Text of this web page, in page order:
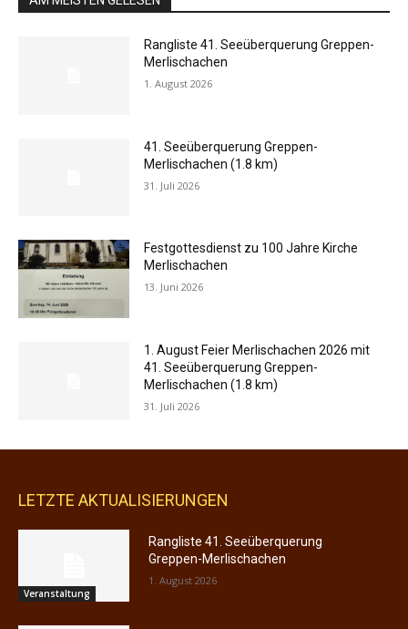
Rangliste 41. Seeüberquerung Greppen-
Merlischachen
1. August 2026
41. Seeüberquerung Greppen-
Merlischachen (1.8 km)
31. Juli 2026
Festgottesdienst zu 100 Jahre Kirche
Merlischachen
13. Juni 2026
1. August Feier Merlischachen 2026 mit
41. Seeüberquerung Greppen-
Merlischachen (1.8 km)
31. Juli 2026
LETZTE AKTUALISIERUNGEN
Veranstaltung
Rangliste 41. Seeüberquerung
Greppen-Merlischachen
1. August 2026